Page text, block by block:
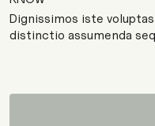
Dignissimos iste
distinctio assumenda